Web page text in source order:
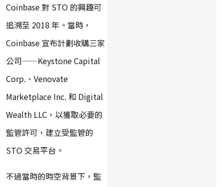
Coinbase 對 STO 的興趣可
追溯至 2018 年。當時，
Coinbase 宣布計劃收購三家
公司——Keystone Capital
Corp.、Venovate
Marketplace Inc. 和 Digital
Wealth LLC，以獲取必要的
監管許可，建立受監管的
STO 交易平台。
不過當時的時空背景下，監